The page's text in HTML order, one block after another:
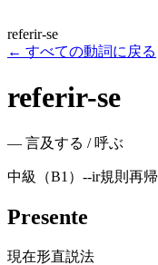
referir-se
← すべての動詞に戻る
referir-se
— 言及する / 呼ぶ
中級（B1） --ir規則 再帰
Presente
現在形直説法